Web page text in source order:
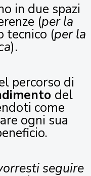
in due spazi
(per la
tecnico (per la
).
percorso di
del
come
ogni sua
seguire